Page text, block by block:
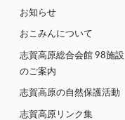
お知らせ
おこみんについて
志賀高原総合会館 98施設
のご案内
志賀高原の自然保護活動
志賀高原リンク集